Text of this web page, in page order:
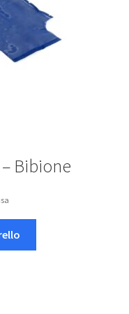
pagina
del
prodotto
Bibione